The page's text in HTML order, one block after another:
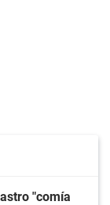
"comía